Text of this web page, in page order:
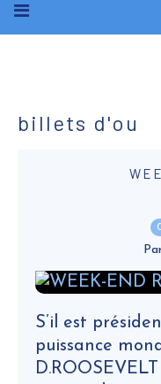
billets d'ou
S’il est
puissance